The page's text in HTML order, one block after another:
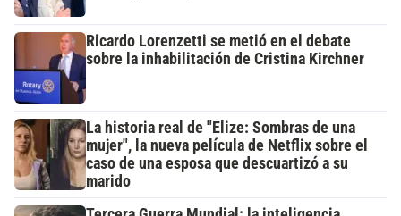
Ricardo Lorenzetti se metió en el debate
sobre la inhabilitación de Cristina Kirchner
La historia real de "Elize: Sombras de una
mujer", la nueva película de Netflix sobre el
caso de una esposa que descuartizó a su
marido